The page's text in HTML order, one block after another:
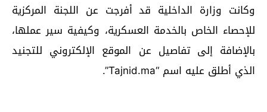
وكانت وزارة الداخلية قد أفرجت عن اللجنة المركزية
للإحصاء الخاص بالخدمة العسكرية، وكيفية سير عملها،
بالإضافة إلى تفاصيل عن الموقع الإلكتروني للتجنيد
الذي أطلق عليه اسم “Tajnid.ma”.